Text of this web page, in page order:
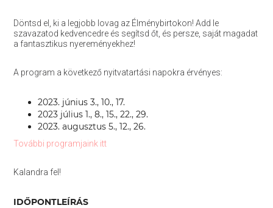
Döntsd el, ki a legjobb lovag az Élménybirtokon! Add le
szavazatod kedvencedre és segítsd őt, és persze, saját magadat
a fantasztikus nyereményekhez!
A program a következő nyitvatartási napokra érvényes:
2023. június 3., 10., 17.
2023 július 1., 8., 15., 22., 29.
2023. augusztus 5., 12., 26.
További programjaink itt
Kalandra fel!
IDŐPONTLEÍRÁS